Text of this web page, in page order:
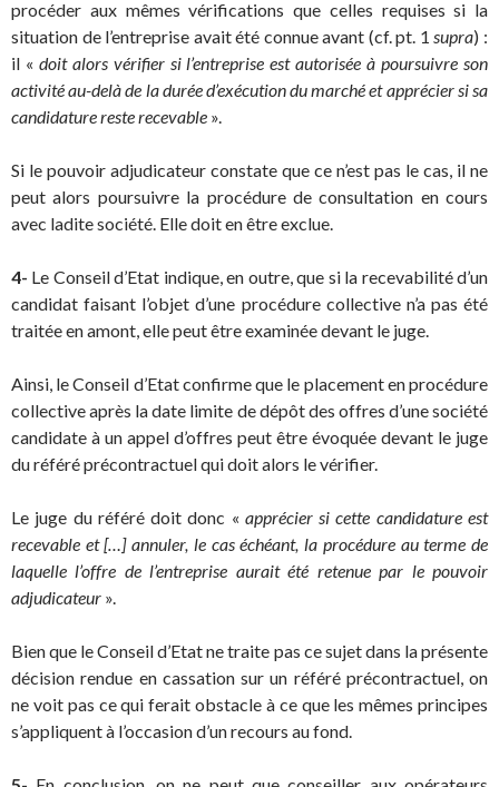
procéder aux mêmes vérifications que celles requises si la
situation de l’entreprise avait été connue avant (cf. pt. 1supra) :
il « doit alors vérifier si l’entreprise est autorisée à poursuivre son
activité au-delà de la durée d’exécution du marché et apprécier si sa
candidature reste recevable ».
Si le pouvoir adjudicateur constate que ce n’est pas le cas, il ne
peut alors poursuivre la procédure de consultation en cours
avec ladite société. Elle doit en être exclue.
4- Le Conseil d’Etat indique, en outre, que si la recevabilité d’un
candidat faisant l’objet d’une procédure collective n’a pas été
traitée en amont, elle peut être examinée devant le juge.
Ainsi, le Conseil d’Etat confirme que le placement en procédure
collective après la date limite de dépôt des offres d’une société
candidate à un appel d’offres peut être évoquée devant le juge
du référé précontractuel qui doit alors le vérifier.
Le juge du référé doit donc « apprécier si cette candidature est
recevable et […] annuler, le cas échéant, la procédure au terme de
laquelle l’offre de l’entreprise aurait été retenue par le pouvoir
adjudicateur ».
Bien que le Conseil d’Etat ne traite pas ce sujet dans la présente
décision rendue en cassation sur un référé précontractuel, on
ne voit pas ce qui ferait obstacle à ce que les mêmes principes
s’appliquent à l’occasion d’un recours au fond.